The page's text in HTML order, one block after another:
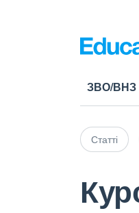
ЗВО/ВНЗ
Статті